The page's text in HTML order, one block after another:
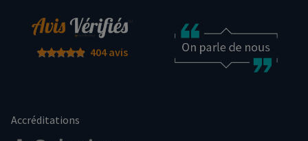
404 avis
Accréditations